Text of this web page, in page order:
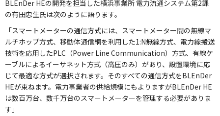
BLEnDer HEの開発を担当した横浜事業所 電力流通システム第2課
の有田忠生氏は次のように語ります。
「スマートメーターの通信方式には、スマートメーター間の無線マ
ルチホップ方式、移動体通信網を利用した1:N無線方式、電力線搬送
技術を応用したPLC（Power Line Communication）方式、有線ケ
ーブルによるイーサネット方式（高圧のみ）があり、設置環境に応
じて最適な方式が選択されます。そのすべての通信方式をBLEnDer
HEが束ねます。電力事業者の供給規模にもよりますがBLEnDer HE
は数百万台、数千万台のスマートメーターを管理する必要がありま
す」